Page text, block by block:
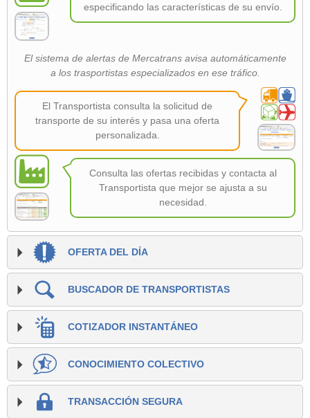
especificando las características de su envío.
El sistema de alertas de Mercatrans avisa automáticamente
a los trasportistas especializados en ese tráfico.
El Transportista consulta la solicitud de
transporte de su interés y pasa una oferta
personalizada.
Consulta las ofertas recibidas y contacta al
Transportista que mejor se ajusta a su
necesidad.
OFERTA DEL DÍA
BUSCADOR DE TRANSPORTISTAS
COTIZADOR INSTANTÁNEO
CONOCIMIENTO COLECTIVO
TRANSACCIÓN SEGURA